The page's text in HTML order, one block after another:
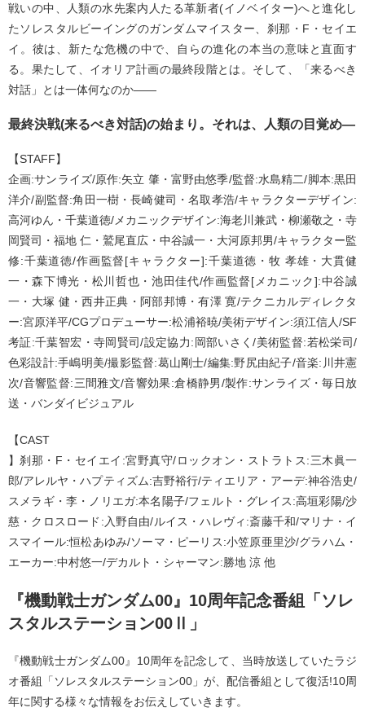
戦いの中、人類の水先案内人たる革新者(イノベイター)へと進化し
たソレスタルビーイングのガンダムマイスター、刹那・F・セイエ
イ。彼は、新たな危機の中で、自らの進化の本当の意味と直面す
る。果たして、イオリア計画の最終段階とは。そして、「来るべき
対話」とは一体何なのか――
最終決戦(来るべき対話)の始まり。それは、人類の目覚め―
【STAFF】
企画:サンライズ/原作:矢立 肇・富野由悠季/監督:水島精二/脚本:黒田
洋介/副監督:角田一樹・長崎健司・名取孝浩/キャラクターデザイン:
高河ゆん・千葉道徳/メカニックデザイン:海老川兼武・柳瀬敬之・寺
岡賢司・福地 仁・鷲尾直広・中谷誠一・大河原邦男/キャラクター監
修:千葉道徳/作画監督[キャラクター]:千葉道徳・牧 孝雄・大貫健
一・森下博光・松川哲也・池田佳代/作画監督[メカニック]:中谷誠
一・大塚 健・西井正典・阿部邦博・有澤 寛/テクニカルディレクタ
ー:宮原洋平/CGプロデューサー:松浦裕暁/美術デザイン:須江信人/SF
考証:千葉智宏・寺岡賢司/設定協力:岡部いさく/美術監督:若松栄司/
色彩設計:手嶋明美/撮影監督:葛山剛士/編集:野尻由紀子/音楽:川井憲
次/音響監督:三間雅文/音響効果:倉橋静男/製作:サンライズ・毎日放
送・バンダイビジュアル
【CAST
】刹那・F・セイエイ:宮野真守/ロックオン・ストラトス:三木眞一
郎/アレルヤ・ハプティズム:吉野裕行/ティエリア・アーデ:神谷浩史/
スメラギ・李・ノリエガ:本名陽子/フェルト・グレイス:高垣彩陽/沙
慈・クロスロード:入野自由/ルイス・ハレヴィ:斎藤千和/マリナ・イ
スマイール:恒松あゆみ/ソーマ・ピーリス:小笠原亜里沙/グラハム・
エーカー:中村悠一/デカルト・シャーマン:勝地 涼 他
『機動戦士ガンダム00』10周年記念番組「ソレ
スタルステーション00Ⅱ」
『機動戦士ガンダム00』10周年を記念して、当時放送していたラジ
オ番組「ソレスタルステーション00」が、配信番組として復活!10周
年に関する様々な情報をお伝えしていきます。